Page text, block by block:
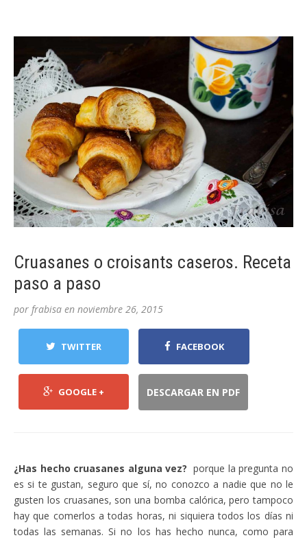
Cruasanes o croisants caseros. Receta
paso a paso
por frabisa en noviembre 26, 2015
TWITTER FACEBOOK
GOOGLE + DESCARGAR EN PDF
¿Has hecho cruasanes alguna vez? porque la pregunta no
es si te gustan, seguro que sí, no conozco a nadie que no le
gusten los cruasanes, son una bomba calórica, pero tampoco
hay que comerlos a todas horas, ni siquiera todos los días ni
todas las semanas. Si no los has hecho nunca, como para